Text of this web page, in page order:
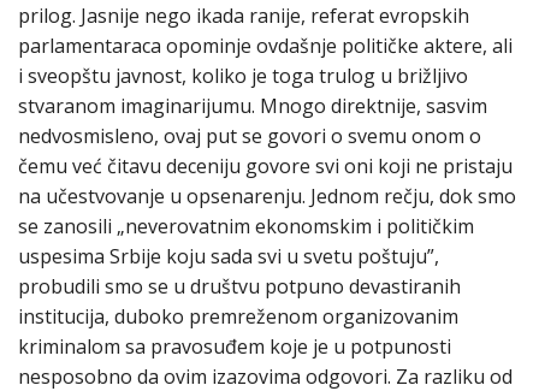
prilog. Jasnije nego ikada ranije, referat evropskih
parlamentaraca opominje ovdašnje političke aktere, ali
i sveopštu javnost, koliko je toga trulog u brižljivo
stvaranom imaginarijumu. Mnogo direktnije, sasvim
nedvosmisleno, ovaj put se govori o svemu onom o
čemu već čitavu deceniju govore svi oni koji ne pristaju
na učestvovanje u opsenarenju. Jednom rečju, dok smo
se zanosili „neverovatnim ekonomskim i političkim
uspesima Srbije koju sada svi u svetu poštuju”,
probudili smo se u društvu potpuno devastiranih
institucija, duboko premreženom organizovanim
kriminalom sa pravosuđem koje je u potpunosti
nesposobno da ovim izazovima odgovori. Za razliku od